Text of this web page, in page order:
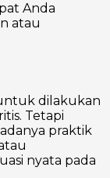
Anda
atau
dilakukan
Tetapi
praktik
nyata pada